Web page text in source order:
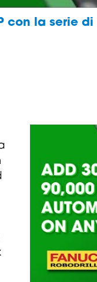
con la serie